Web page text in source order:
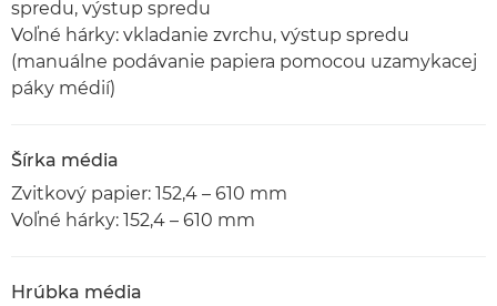
spredu, výstup spredu
Voľné hárky: vkladanie zvrchu, výstup spredu
(manuálne podávanie papiera pomocou uzamykacej
páky médií)
Šírka média
Zvitkový papier: 152,4 – 610 mm
Voľné hárky: 152,4 – 610 mm
Hrúbka média